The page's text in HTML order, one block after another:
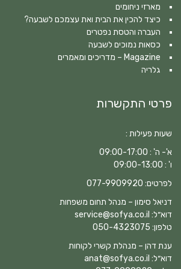
מארזי ניחומים
כיצד להכין את הבית ואת עצמכם לשבעה?
העברה והטסת נפטרים
כסאות נמוכים לשבעה
Magazine – מדריכים ומאמרים
גלריה
פרטי התקשרות
שעות פעילות :
א'- ה' : 09:00-17:00
ו' : 09:00-13:00
לפרטים: 077-9909920
דניאל סימון – מנהל תחום משפחות
דוא״ל: service@sofya.co.il
טלפון: 050-4323075
ענת דהן – מנהלת קשרי לקוחות
דוא״ל: anat@sofya.co.il